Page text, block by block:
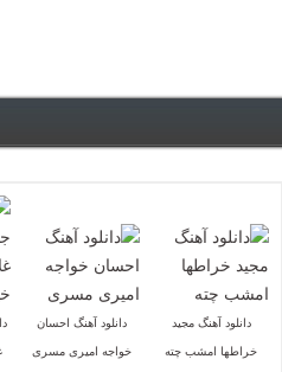
دانلود آهنگ مجید
خراطها امشب چته
دانلود آهنگ احسان
خواجه امیری مسری